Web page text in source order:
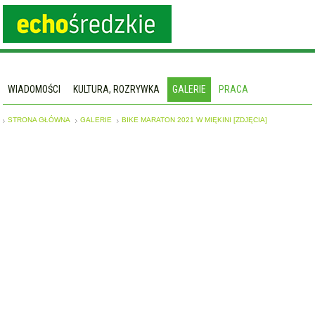
WIADOMOŚCI KULTURA, ROZRYWKA GALERIE PRACA
STRONA GŁÓWNA GALERIE BIKE MARATON 2021 W MIĘKINI [ZDJĘCIA]